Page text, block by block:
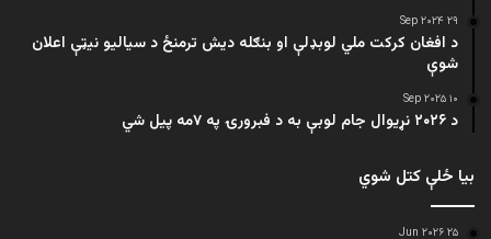
۲۹ Sep ۲۰۲۴
د افغان کرکت ملي لوبډلې او بنګله دیش ترمنځ د سیالیو نیټې اعلان
شوې
۱۰ Sep ۲۰۲۵
د ۲۰۲۶ نړیوال جام لوبې به د فبرورۍ په ۷مه پیل شي
بیا ځلې کتل شوي
۲۵ Jun ۲۰۲۶